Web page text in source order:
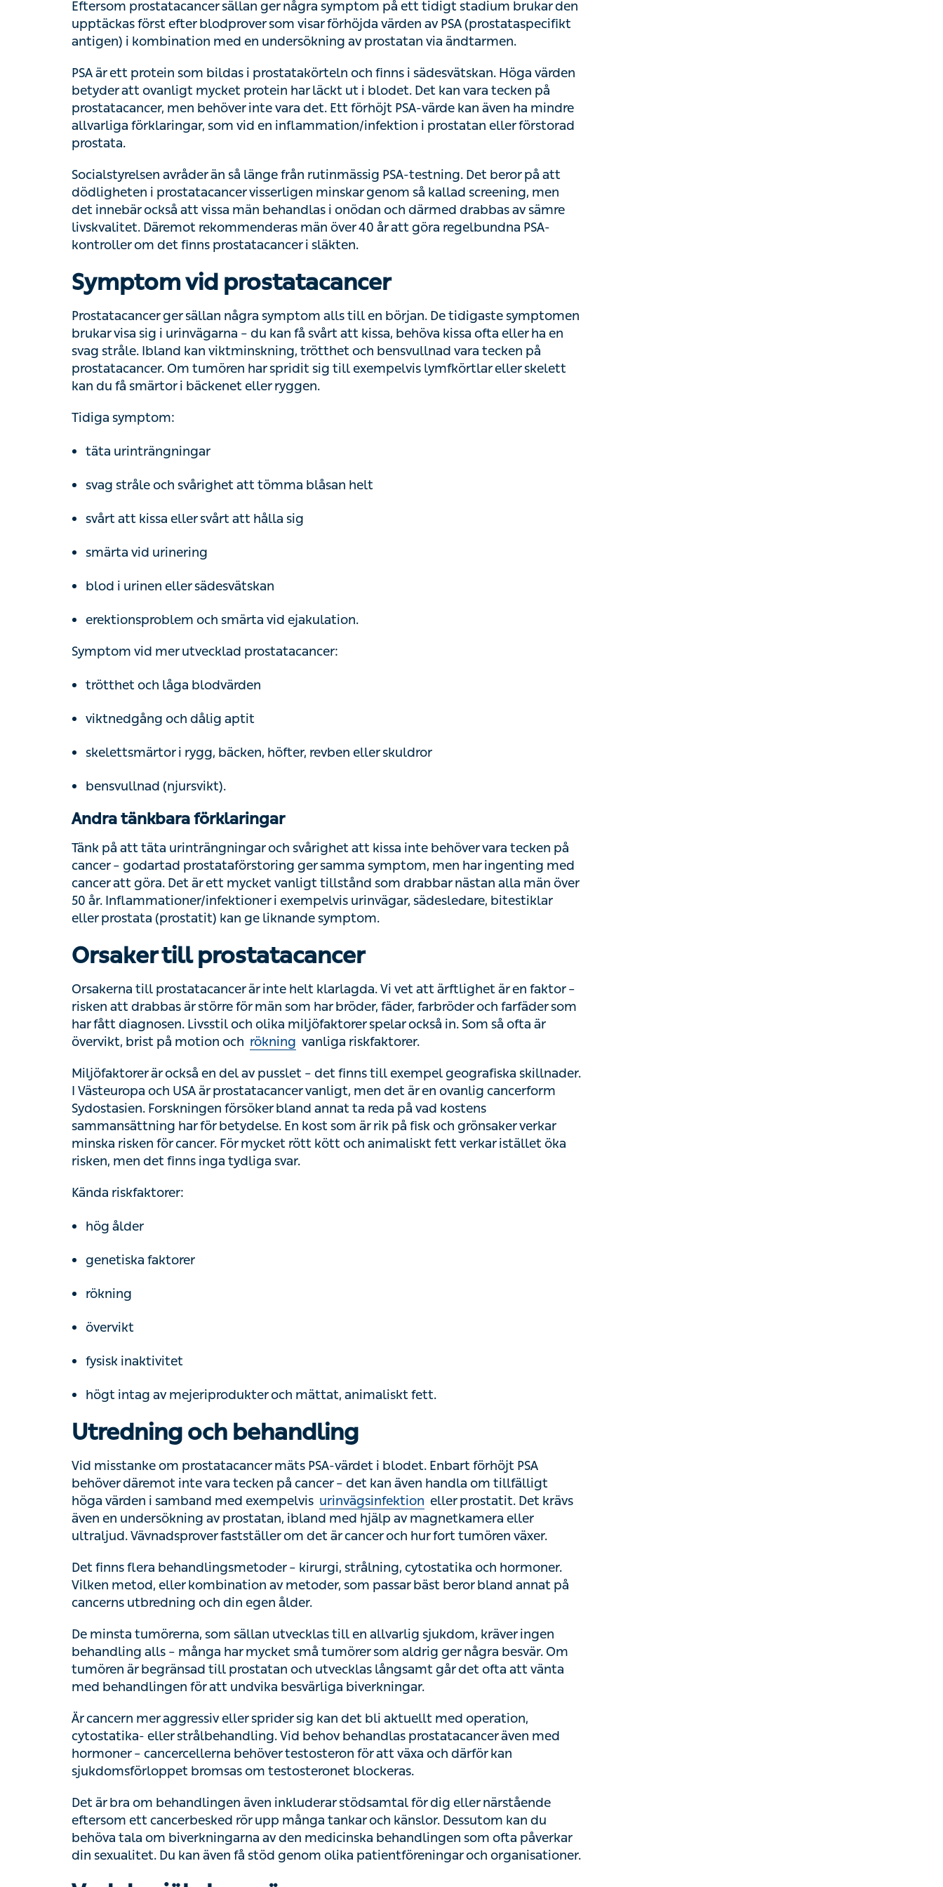
upptäckas först efter blodprover som visar förhöjda värden av PSA (prostataspecifikt
antigen) i kombination med en undersökning av prostatan via ändtarmen.
betyder att ovanligt mycket protein har läckt ut i blodet. Det kan vara tecken på
prostatacancer, men behöver inte vara det. Ett förhöjt PSA-värde kan även ha mindre
allvarliga förklaringar, som vid en inflammation/infektion i prostatan eller förstorad prostata.
Socialstyrelsen avråder än så länge från rutinmässig PSA-testning. Det beror på att
innebär också att vissa män behandlas i onödan och därmed drabbas av sämre livskvalitet.
Däremot rekommenderas män över 40 år att göra regelbundna PSA-kontroller om det finns
prostatacancer i släkten.
Symptom vid prostatacancer
Prostatacancer ger sällan några symptom alls till en början. De tidigaste symptomen brukar
visa sig i urinvägarna – du kan få svårt att kissa, behöva kissa ofta eller ha en svag stråle.
Ibland kan viktminskning, trötthet och bensvullnad vara tecken på prostatacancer. Om
tumören har spridit sig till exempelvis lymfkörtlar eller skelett kan du få smärtor i bäckenet
eller ryggen.
Tidiga symptom:
täta urinträngningar
svag stråle och svårighet att tömma blåsan helt
svårt att kissa eller svårt att hålla sig
smärta vid urinering
blod i urinen eller sädesvätskan
erektionsproblem och smärta vid ejakulation.
Symptom vid mer utvecklad prostatacancer:
trötthet och låga blodvärden
viktnedgång och dålig aptit
skelettsmärtor i rygg, bäcken, höfter, revben eller skuldror
bensvullnad (njursvikt).
Andra tänkbara förklaringar
Tänk på att täta urinträngningar och svårighet att kissa inte behöver vara tecken på cancer
– godartad prostataförstoring ger samma symptom, men har ingenting med cancer att
göra. Det är ett mycket vanligt tillstånd som drabbar nästan alla män över 50 år.
Inflammationer/infektioner i exempelvis urinvägar, sädesledare, bitestiklar eller prostata
(prostatit) kan ge liknande symptom.
Orsaker till prostatacancer
Orsakerna till prostatacancer är inte helt klarlagda. Vi vet att ärftlighet är en faktor – risken
att drabbas är större för män som har bröder, fäder, farbröder och farfäder som har fått
diagnosen. Livsstil och olika miljöfaktorer spelar också in. Som så ofta är övervikt, brist på
motion ochrökningvanliga riskfaktorer.
Miljöfaktorer är också en del av pusslet – det finns till exempel geografiska skillnader. I
Västeuropa och USA är prostatacancer vanligt, men det är en ovanlig cancerform
Sydostasien. Forskningen försöker bland annat ta reda på vad kostens sammansättning
har för betydelse. En kost som är rik på fisk och grönsaker verkar minska risken för cancer.
För mycket rött kött och animaliskt fett verkar istället öka risken, men det finns inga tydliga
svar.
Kända riskfaktorer:
hög ålder
genetiska faktorer
rökning
övervikt
fysisk inaktivitet
Utredning och behandling
Vid misstanke om prostatacancer mäts PSA-värdet i blodet. Enbart förhöjt PSA behöver
däremot inte vara tecken på cancer – det kan även handla om tillfälligt höga värden i
samband med exempelvis
urinvägsinfektion eller prostatit. Det krävs även en
undersökning av prostatan, ibland med hjälp av magnetkamera eller ultraljud.
Vävnadsprover fastställer om det är cancer och hur fort tumören växer.
Det finns flera behandlingsmetoder – kirurgi, strålning, cytostatika och hormoner. Vilken
metod, eller kombination av metoder, som passar bäst beror bland annat på cancerns
utbredning och din egen ålder.
De minsta tumörerna, som sällan utvecklas till en allvarlig sjukdom, kräver ingen
behandling alls – många har mycket små tumörer som aldrig ger några besvär. Om
tumören är begränsad till prostatan och utvecklas långsamt går det ofta att vänta med
behandlingen för att undvika besvärliga biverkningar.
Är cancern mer aggressiv eller sprider sig kan det bli aktuellt med operation, cytostatika-
eller strålbehandling. Vid behov behandlas prostatacancer även med hormoner –
cancercellerna behöver testosteron för att växa och därför kan sjukdomsförloppet bromsas
om testosteronet blockeras.
Det är bra om behandlingen även inkluderar stödsamtal för dig eller närstående eftersom
ett cancerbesked rör upp många tankar och känslor. Dessutom kan du behöva tala om
biverkningarna av den medicinska behandlingen som ofta påverkar din sexualitet. Du kan
även få stöd genom olika patientföreningar och organisationer.
Vad du själv kan göra
Mycket talar för att den livsstil som är bra för hjärtat även är bra för prostatan. Därför är det